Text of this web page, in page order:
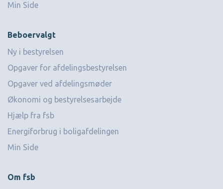
Min Side
Beboervalgt
Ny i bestyrelsen
Opgaver for afdelingsbestyrelsen
Opgaver ved afdelingsmøder
Økonomi og bestyrelsesarbejde
Hjælp fra fsb
Energiforbrug i boligafdelingen
Min Side
Om fsb